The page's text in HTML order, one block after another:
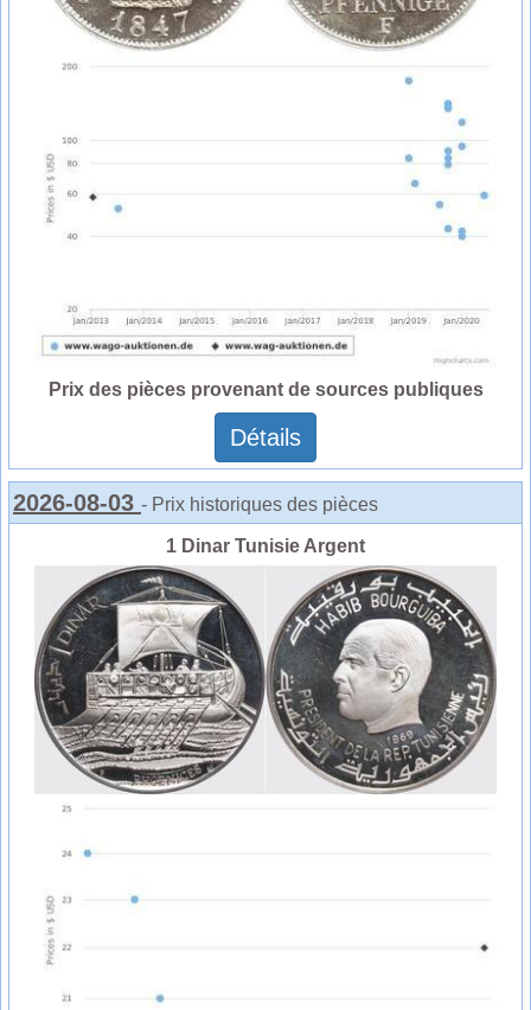
Prix des pièces provenant de sources publiques
Détails
2026-08-03 - Prix historiques des pièces
1 Dinar Tunisie Argent